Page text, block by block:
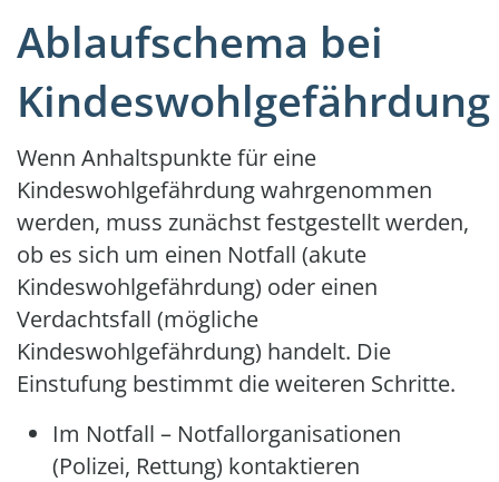
Ablaufschema bei
Kindeswohlgefährdung
Wenn Anhaltspunkte für eine
Kindeswohlgefährdung wahrgenommen
werden, muss zunächst festgestellt werden,
ob es sich um einen Notfall (akute
Kindeswohlgefährdung) oder einen
Verdachtsfall (mögliche
Kindeswohlgefährdung) handelt. Die
Einstufung bestimmt die weiteren Schritte.
Im Notfall – Notfallorganisationen
(Polizei, Rettung) kontaktieren